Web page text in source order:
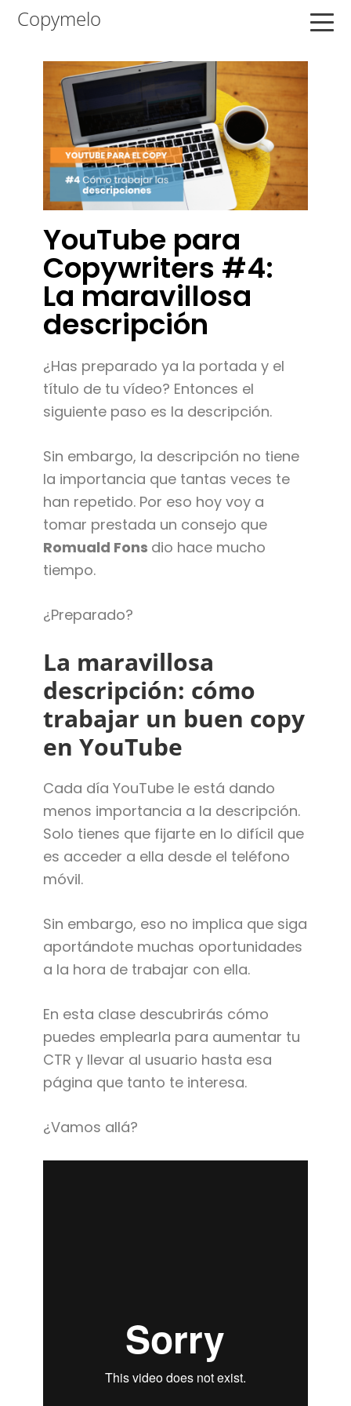
Saltar
navegación
principal
Saltar
contenido
Saltar
Copymelo
YouTube para
Copywriters #4:
La maravillosa
descripción
¿Has preparado ya la portada y el
título de tu vídeo? Entonces el
siguiente paso es la descripción.
Sin embargo, la descripción no tiene
la importancia que tantas veces te
han repetido. Por eso hoy voy a
tomar prestada un consejo que
Romuald Fons dio hace mucho
tiempo.
¿Preparado?
La maravillosa
descripción: cómo
trabajar un buen copy
en YouTube
Cada día YouTube le está dando
menos importancia a la descripción.
Solo tienes que fijarte en lo difícil que
es acceder a ella desde el teléfono
móvil.
Sin embargo, eso no implica que siga
aportándote muchas oportunidades
a la hora de trabajar con ella.
En esta clase descubrirás cómo
puedes emplearla para aumentar tu
CTR y llevar al usuario hasta esa
página que tanto te interesa.
¿Vamos allá?